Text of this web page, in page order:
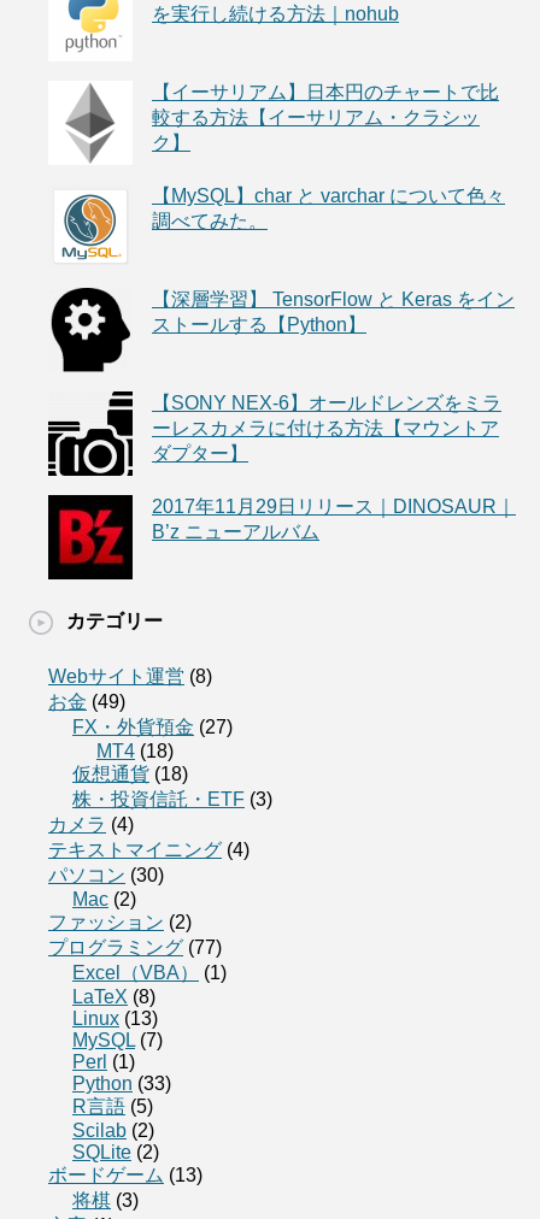
を実行し続ける方法｜nohub
【イーサリアム】日本円のチャートで比
較する方法【イーサリアム・クラシッ
ク】
【MySQL】char と varchar について色々
調べてみた。
【深層学習】 TensorFlow と Keras をイン
ストールする【Python】
【SONY NEX-6】オールドレンズをミラ
ーレスカメラに付ける方法【マウントア
ダプター】
2017年11月29日リリース｜DINOSAUR｜
B’z ニューアルバム
カテゴリー
Webサイト運営 (8)
お金 (49)
FX・外貨預金 (27)
MT4 (18)
仮想通貨 (18)
株・投資信託・ETF (3)
カメラ (4)
テキストマイニング (4)
パソコン (30)
Mac (2)
ファッション (2)
プログラミング (77)
Excel（VBA）
(1)
LaTeX (8)
Linux (13)
MySQL (7)
Perl (1)
Python (33)
R言語 (5)
Scilab (2)
SQLite (2)
ボードゲーム (13)
将棋 (3)